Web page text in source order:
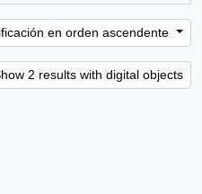
en orden ascendente
2 results with digital objects